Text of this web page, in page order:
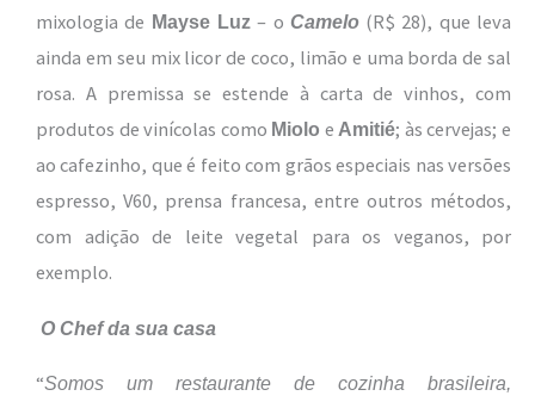
mixologia de Mayse Luz– o Camelo(R$ 28), que leva
ainda em seu mix licor de coco, limão e uma borda de sal
rosa. A premissa se estende à carta de vinhos, com
produtos de vinícolas como Miolo eAmitié; às cervejas; e
ao cafezinho, que é feito com grãos especiais nas versões
espresso, V60, prensa francesa, entre outros métodos,
com adição de leite vegetal para os veganos, por
exemplo.
O Chef da sua casa
“Somos um restaurante de cozinha brasileira,